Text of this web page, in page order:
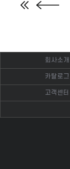
회사소개
카탈로그
고객센터